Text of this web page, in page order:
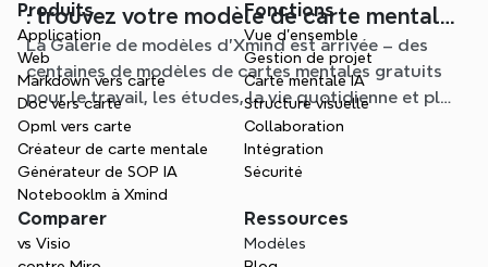
: trouvez votre modèle de carte mentale
pour chaque situation
La Galerie de modèles d'Xmind est arrivée – des
centaines de modèles de cartes mentales gratuits
pour le travail, les études, la vie quotidienne et plus
encore. Trouvez le point de départ idéal et oubliez
la page blanche.
Produits
Application
Web
Markdown vers carte
Doc vers carte
Opml vers carte
Créateur de carte mentale
Générateur de SOP IA
Notebooklm à Xmind
Fonctions
Vue d'ensemble
Gestion de projet
Carte mentale IA
Structure visuelle
Collaboration
Intégration
Sécurité
Comparer
vs Visio
Ressources
Modèles